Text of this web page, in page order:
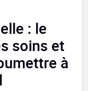
: le
soins et
à